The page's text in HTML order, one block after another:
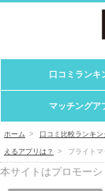
口コミランキ
マッチングア
ホーム 口コミ比較ランキン
えるアプリは？ ブライトマ
本サイトはプロモーシ